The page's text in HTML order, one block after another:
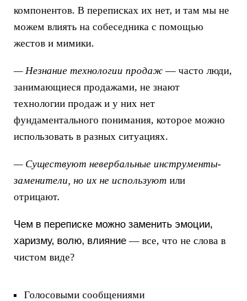
компонентов. В переписках их нет, и там мы не
можем влиять на собеседника с помощью
жестов и мимики.
— Незнание технологии продаж — часто люди,
занимающиеся продажами, не знают
технологии продаж и у них нет
фундаментального понимания, которое можно
использовать в разных ситуациях.
— Существуют невербальные инструменты-
заменители, но их не используют или
отрицают.
Чем в переписке можно заменить эмоции,
харизму, волю, влияние — все, что не слова в
чистом виде?
Голосовыми сообщениями